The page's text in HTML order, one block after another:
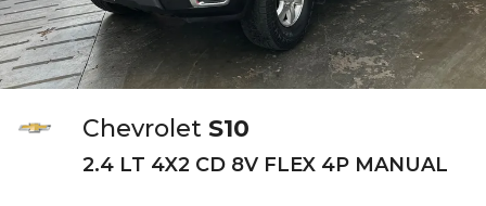
Chevrolet S10
2.4 LT 4X2 CD 8V FLEX 4P MANUAL